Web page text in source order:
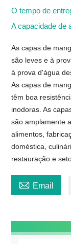
O tempo de
A capacidade de
As capas de
​​são leves e à
à prova d'água
As capas de
​​têm boa
inodoras. As
são amplamente
alimentos,
doméstica,
restauração e
 Email